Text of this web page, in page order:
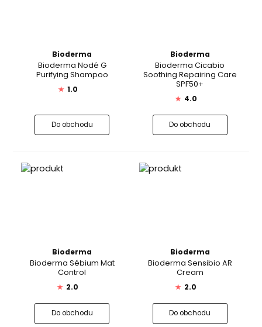
Bioderma
Bioderma Nodé G
Purifying Shampoo
★ 1.0
Do obchodu
Bioderma
Bioderma Cicabio
Soothing Repairing Care
SPF50+
★ 4.0
Do obchodu
Bioderma
Bioderma Sébium Mat
Control
★ 2.0
Do obchodu
Bioderma
Bioderma Sensibio AR
Cream
★ 2.0
Do obchodu